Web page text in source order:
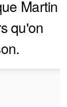
Martin
qu'on